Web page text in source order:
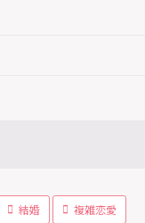
結婚 複雑恋愛